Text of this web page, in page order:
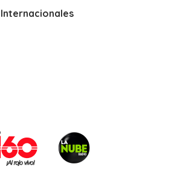
Internacionales